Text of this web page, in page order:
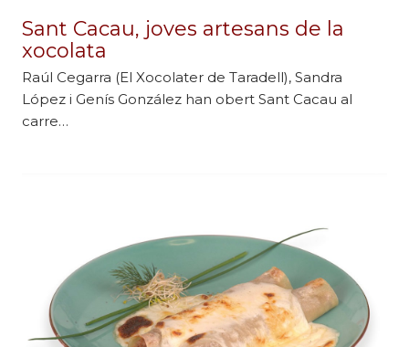
Sant Cacau, joves artesans de la
xocolata
Raúl Cegarra (El Xocolater de Taradell), Sandra
López i Genís González han obert Sant Cacau al
carre…